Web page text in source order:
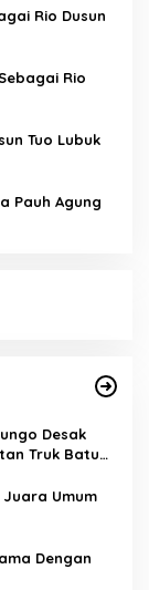
Rio Dusun
Rio
Tuo Lubuk
Pauh Agung
Desak
Truk Batu
Juara Umum
Dengan